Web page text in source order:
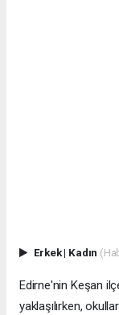
Erkek| Kadın
Edirne'nin Keşan
yaklaşılırken,